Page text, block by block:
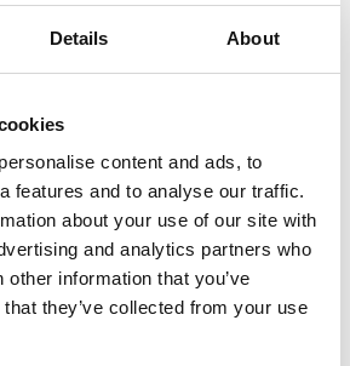
Details About
content and ads, to
features and to analyse our traffic.
about your use of our site with
and analytics partners who
information that you’ve
they’ve collected from your use
para un abdomen
en Belleza Médica
Jordi Mir, explica que con este
que llevas el cuerpo cincelado